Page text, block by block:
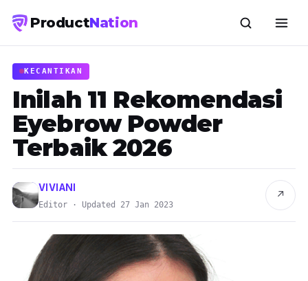
ProductNation
KECANTIKAN
Inilah 11 Rekomendasi
Eyebrow Powder
Terbaik 2026
VIVIANI
Editor · Updated 27 Jan 2023
↗